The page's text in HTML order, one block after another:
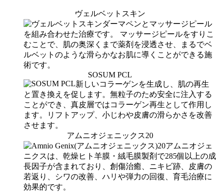
ヴェルベットスキン
ダーマペンとマッサージピール
を組み合わせた治療です。 マッサージピールをすりこ
むことで、肌の奥深くまで薬剤を浸透させ、まるでベ
ルベットのような滑らかなお肌に導くことができる施
術です。
SOSUM PCL
新しいコラーゲンを生成し、肌の再生
と置き換えを促します。無粒子のため安全に注入する
ことができ、真皮層ではコラーゲン再生として作用し
ます。リフトアップ、小じわや皮膚の滑らかさを改善
させます。
アムニオジェニックス20
アムニオジェ
ニクスは、乾燥ヒト羊膜・絨毛膜製剤で285個以上の成
長因子が含まれており、創傷治癒、ニキビ跡、皮膚の
若返り、シワの改善、ハリや弾力の回復、育毛治療に
効果的です。